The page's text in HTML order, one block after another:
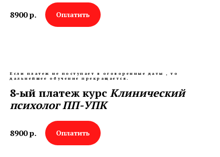
8900р. Оплатить
Если платеж не поступает в оговоренные даты , то
дальнейшее обучение прекращается.
8-ый платеж курс Клинический
психолог ПП-УПК
8900р. Оплатить